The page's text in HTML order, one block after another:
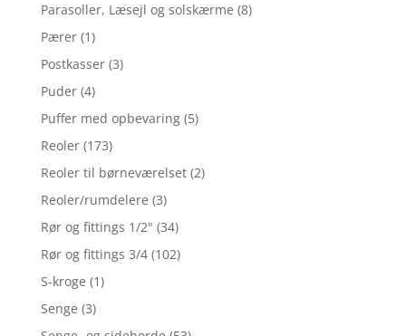
Parasoller, Læsejl og solskærme (8)
Pærer (1)
Postkasser (3)
Puder (4)
Puffer med opbevaring (5)
Reoler (173)
Reoler til børneværelset (2)
Reoler/rumdelere (3)
Rør og fittings 1/2" (34)
Rør og fittings 3/4 (102)
S-kroge (1)
Senge (3)